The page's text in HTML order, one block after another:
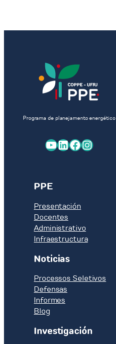
Programa de planejamento energético
YouTube LinkedIn Facebook Instagram
PPE
Presentación
Docentes
Administrativo
Infraestructura
Noticias
Processos Seletivos
Defensas
Informes
Blog
Investigación